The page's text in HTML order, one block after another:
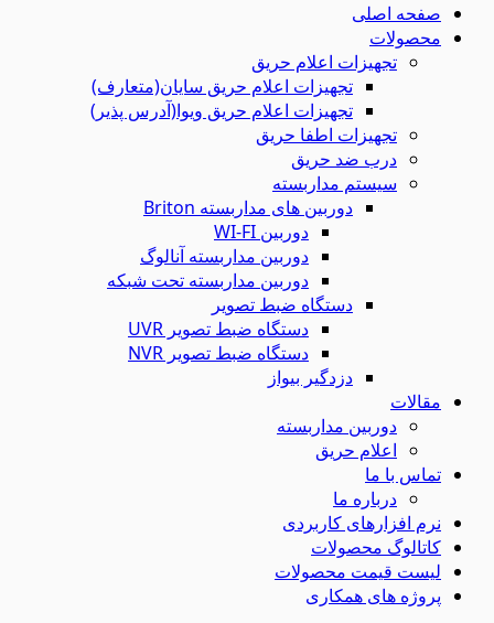
صفحه اصلی
محصولات
تجهیزات اعلام حریق
تجهیزات اعلام حریق سایان(متعارف)
تجهیزات اعلام حریق ویوا(آدرس پذیر)
تجهیزات اطفا حریق
درب ضد حریق
سیستم مداربسته
دوربین های مداربسته Briton
دوربین WI-FI
دوربین مداربسته آنالوگ
دوربین مداربسته تحت شبکه
دستگاه ضبط تصویر
دستگاه ضبط تصویر UVR
دستگاه ضبط تصویر NVR
دزدگیر بیواز
مقالات
دوربین مداربسته
اعلام حریق
تماس با ما
درباره ما
نرم افزارهای کاربردی
کاتالوگ محصولات
لیست قیمت محصولات
پروژه های همکاری